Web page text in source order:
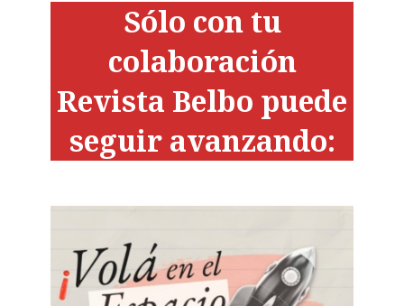
Sólo con tu
colaboración
Revista Belbo puede
seguir avanzando: